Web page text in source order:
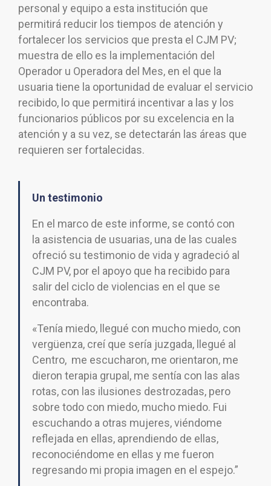
personal y equipo a esta institución que
permitirá reducir los tiempos de atención y
fortalecer los servicios que presta el CJM PV;
muestra de ello es la implementación del
Operador u Operadora del Mes, en el que la
usuaria tiene la oportunidad de evaluar el servicio
recibido, lo que permitirá incentivar a las y los
funcionarios públicos por su excelencia en la
atención y a su vez, se detectarán las áreas que
requieren ser fortalecidas.
Un testimonio
En el marco de este informe, se contó con
la asistencia de usuarias, una de las cuales
ofreció su testimonio de vida y agradeció al
CJM PV, por el apoyo que ha recibido para
salir del ciclo de violencias en el que se
encontraba.
«Tenía miedo, llegué con mucho miedo, con
vergüenza, creí que sería juzgada, llegué al
Centro, me escucharon, me orientaron, me
dieron terapia grupal, me sentía con las alas
rotas, con las ilusiones destrozadas, pero
sobre todo con miedo, mucho miedo. Fui
escuchando a otras mujeres, viéndome
reflejada en ellas, aprendiendo de ellas,
reconociéndome en ellas y me fueron
regresando mi propia imagen en el espejo.”